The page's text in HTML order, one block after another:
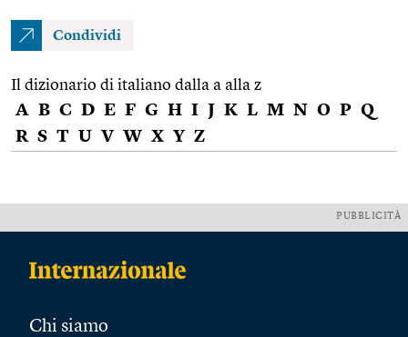
Condividi
Il dizionario di italiano dalla a alla z
A B C D E F G H I J K L M N O P Q
R S T U V W X Y Z
PUBBLICITÀ
Chi siamo